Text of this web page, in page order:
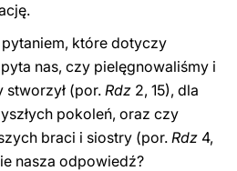
które dotyczy
nas, czy pielęgnowaliśmy i
(por. Rdz 2, 15), dla
pokoleń, oraz czy
braci i siostry (por. Rdz 4,
nasza odpowiedź?